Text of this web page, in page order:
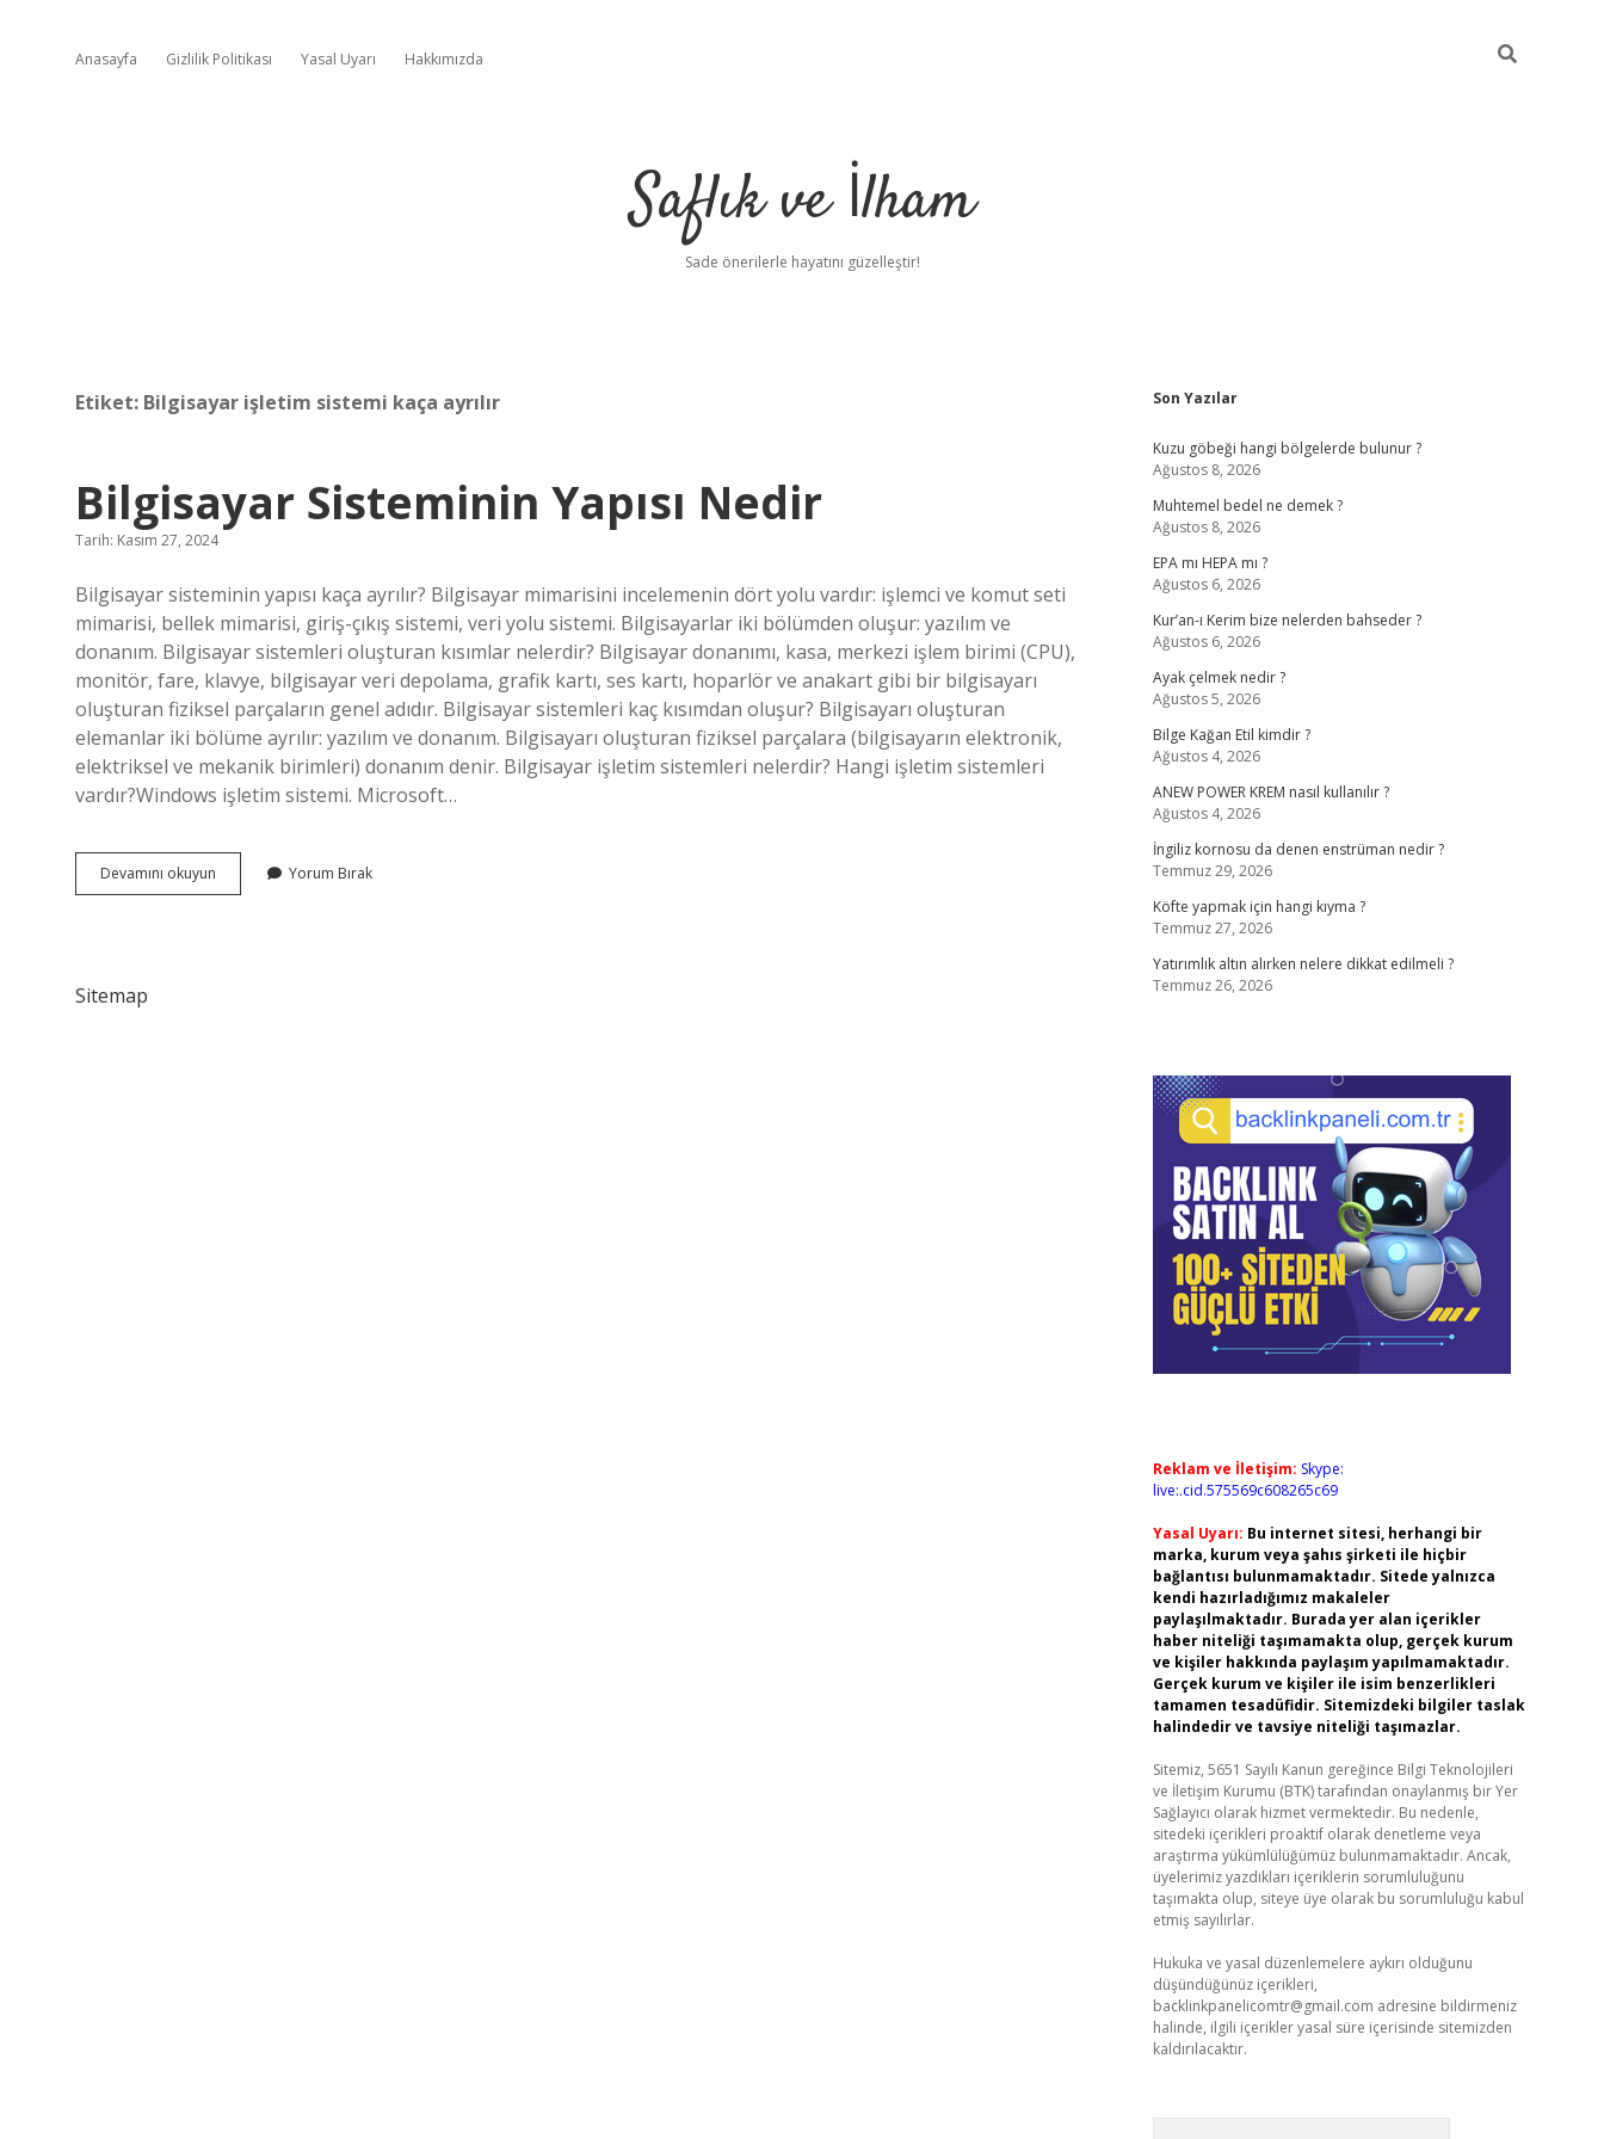
Anasayfa Gizlilik Politikası Yasal Uyarı Hakkımızda
Saflık ve İlham
Sade önerilerle hayatını güzelleştir!
Etiket: Bilgisayar işletim sistemi kaça ayrılır
Bilgisayar Sisteminin Yapısı Nedir
Tarih: Kasım 27, 2024
Bilgisayar sisteminin yapısı kaça ayrılır? Bilgisayar mimarisini incelemenin dört yolu vardır: işlemci ve komut seti
mimarisi, bellek mimarisi, giriş-çıkış sistemi, veri yolu sistemi. Bilgisayarlar iki bölümden oluşur: yazılım ve
donanım. Bilgisayar sistemleri oluşturan kısımlar nelerdir? Bilgisayar donanımı, kasa, merkezi işlem birimi (CPU),
monitör, fare, klavye, bilgisayar veri depolama, grafik kartı, ses kartı, hoparlör ve anakart gibi bir bilgisayarı
oluşturan fiziksel parçaların genel adıdır. Bilgisayar sistemleri kaç kısımdan oluşur? Bilgisayarı oluşturan
elemanlar iki bölüme ayrılır: yazılım ve donanım. Bilgisayarı oluşturan fiziksel parçalara (bilgisayarın elektronik,
elektriksel ve mekanik birimleri) donanım denir. Bilgisayar işletim sistemleri nelerdir? Hangi işletim sistemleri
vardır?Windows işletim sistemi. Microsoft…
Devamını okuyun Bilgisayar
Sisteminin
Yorum Bırak
Sitemap
Sidebar
Son Yazılar
Kuzu göbeği hangi bölgelerde bulunur ?
Ağustos 8, 2026
Muhtemel bedel ne demek ?
Ağustos 8, 2026
EPA mı HEPA mı ?
Ağustos 6, 2026
Kur’an-ı Kerim bize nelerden bahseder ?
Ağustos 6, 2026
Ayak çelmek nedir ?
Ağustos 5, 2026
Bilge Kağan Etil kimdir ?
Ağustos 4, 2026
ANEW POWER KREM nasıl kullanılır ?
Ağustos 4, 2026
İngiliz kornosu da denen enstrüman nedir ?
Temmuz 29, 2026
Köfte yapmak için hangi kıyma ?
Temmuz 27, 2026
Yatırımlık altın alırken nelere dikkat edilmeli ?
Temmuz 26, 2026
Reklam ve İletişim: Skype:
live:.cid.575569c608265c69
Yasal Uyarı: Bu internet sitesi, herhangi bir
marka, kurum veya şahıs şirketi ile hiçbir
bağlantısı bulunmamaktadır. Sitede yalnızca
kendi hazırladığımız makaleler
paylaşılmaktadır. Burada yer alan içerikler
haber niteliği taşımamakta olup, gerçek kurum
ve kişiler hakkında paylaşım yapılmamaktadır.
Gerçek kurum ve kişiler ile isim benzerlikleri
tamamen tesadüfidir. Sitemizdeki bilgiler taslak
halindedir ve tavsiye niteliği taşımazlar.
Sitemiz, 5651 Sayılı Kanun gereğince Bilgi Teknolojileri
ve İletişim Kurumu (BTK) tarafından onaylanmış bir Yer
Sağlayıcı olarak hizmet vermektedir. Bu nedenle,
sitedeki içerikleri proaktif olarak denetleme veya
araştırma yükümlülüğümüz bulunmamaktadır. Ancak,
üyelerimiz yazdıkları içeriklerin sorumluluğunu
taşımakta olup, siteye üye olarak bu sorumluluğu kabul
etmiş sayılırlar.
Hukuka ve yasal düzenlemelere aykırı olduğunu
düşündüğünüz içerikleri,
backlinkpanelicomtr@gmail.com adresine bildirmeniz
halinde, ilgili içerikler yasal süre içerisinde sitemizden
kaldırılacaktır.